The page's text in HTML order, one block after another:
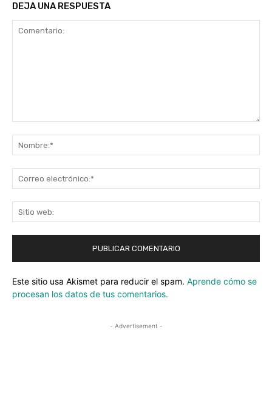
DEJA UNA RESPUESTA
Este sitio usa Akismet para reducir el spam. Aprende cómo se
procesan los datos de tus comentarios.
- Advertisement -